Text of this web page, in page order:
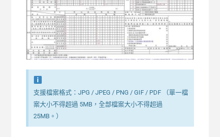
支援檔案格式：JPG / JPEG / PNG / GIF / PDF （單一檔
案大小不得超過 5MB，全部檔案大小不得超過
25MB。）